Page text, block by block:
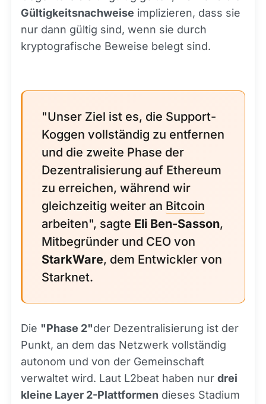
Gültigkeitsnachweise implizieren, dass sie
nur dann gültig sind, wenn sie durch
kryptografische Beweise belegt sind.
"Unser Ziel ist es, die Support-
Koggen vollständig zu entfernen
und die zweite Phase der
Dezentralisierung auf Ethereum
zu erreichen, während wir
gleichzeitig weiter an Bitcoin
arbeiten", sagte Eli Ben-Sasson,
Mitbegründer und CEO von
StarkWare, dem Entwickler von
Starknet.
Die "Phase 2"der Dezentralisierung ist der
Punkt, an dem das Netzwerk vollständig
autonom und von der Gemeinschaft
verwaltet wird. Laut L2beat haben nur drei
kleine Layer 2-Plattformen dieses Stadium